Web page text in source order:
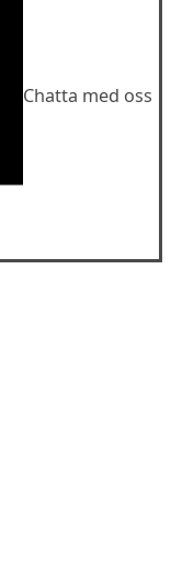
Chatta med oss